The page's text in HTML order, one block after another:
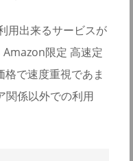
用出来るサービスが
限定 高速定
で速度重視であま
関係以外での利用